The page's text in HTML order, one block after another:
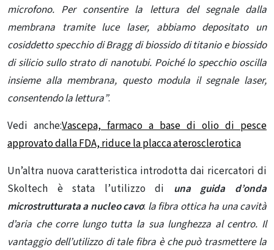
microfono. Per consentire la lettura del segnale dalla
membrana tramite luce laser, abbiamo depositato un
cosiddetto specchio di Bragg di biossido di titanio e biossido
di silicio sullo strato di nanotubi. Poiché lo specchio oscilla
insieme alla membrana, questo modula il segnale laser,
consentendo la lettura”.
Vedi anche:Vascepa, farmaco a base di olio di pesce
approvato dalla FDA, riduce la placca aterosclerotica
Un’altra nuova caratteristica introdotta dai ricercatori di
Skoltech è stata l’utilizzo di una guida d’onda
microstrutturata a nucleo cavo: la fibra ottica ha una cavità
d’aria che corre lungo tutta la sua lunghezza al centro. Il
vantaggio dell’utilizzo di tale fibra è che può trasmettere la